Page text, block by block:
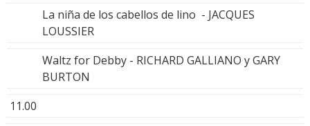
La niña de los cabellos de lino - JACQUES
LOUSSIER
Waltz for Debby - RICHARD GALLIANO y GARY
BURTON
11.00